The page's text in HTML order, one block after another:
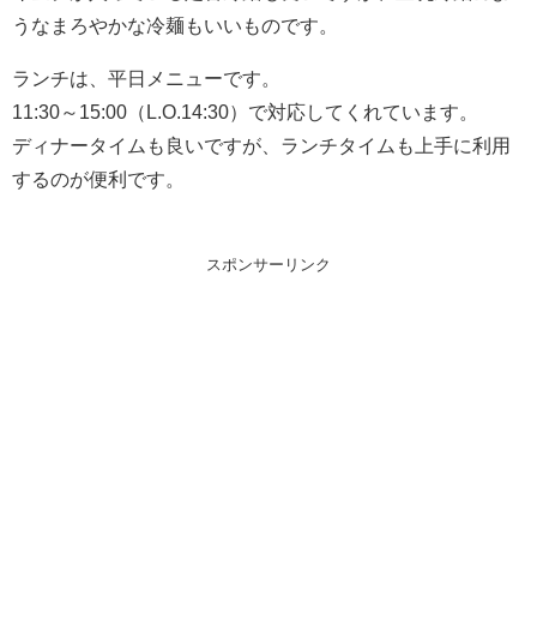
うなまろやかな冷麺もいいものです。
ランチは、平日メニューです。
11:30～15:00（L.O.14:30）で対応してくれています。
ディナータイムも良いですが、ランチタイムも上手に利用
するのが便利です。
スポンサーリンク